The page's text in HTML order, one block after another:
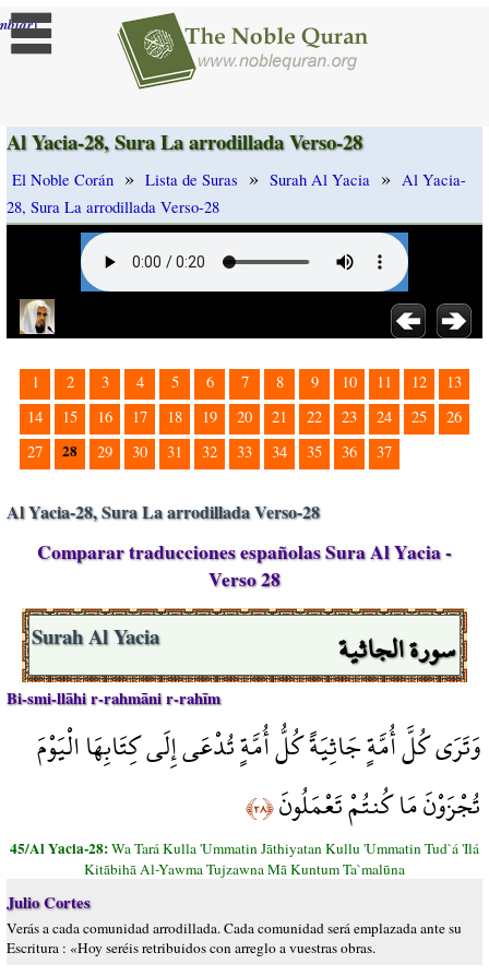
]
Al Yacia-28, Sura La arrodillada Verso-28
El Noble Corán » Lista de Suras » Surah Al Yacia » Al Yacia-
28, Sura La arrodillada Verso-28
1 2 3 4 5 6 7 8 9 10 11 12
13
14
15 16 17 18 19 20 21 22 23 24 25
26
27
28 29 30 31 32 33 34 35 36 37
Al Yacia-28, Sura La arrodillada Verso-28
Comparar traducciones españolas Sura Al Yacia -
Verso 28
سورة الجاثية Surah Al Yacia
Bi-smi-llāhi r-rahmāni r-rahīm
وَتَرَى كُلَّ أُمَّةٍ جَاثِيَةً كُلُّ أُمَّةٍ تُدْعَى إِلَى كِتَابِهَا الْيَوْمَ
تُجْزَوْنَ مَا كُنتُمْ تَعْمَلُونَ﴿٢٨﴾
45/Al Yacia-28:Wa Tará Kulla 'Ummatin Jāthiyatan Kullu 'Ummatin Tud`á 'Ilá
Kitābihā Al-Yawma Tujzawna Mā Kuntum Ta`malūna
Julio Cortes
Verás a cada comunidad arrodillada. Cada comunidad será emplazada ante su
Escritura : «Hoy seréis retribuidos con arreglo a vuestras obras.